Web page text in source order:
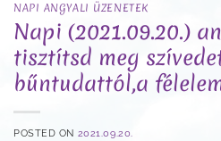
NAPI ANGYALI ÜZENETEK
Napi (2021.09.20.)
tisztítsd meg
bűntudattól,a
POSTED ON 2021.09.20.